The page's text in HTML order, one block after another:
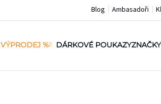
Blog Ambasadoři
VÝPRODEJ % DÁRKOVÉ POUKAZYZNAČKY